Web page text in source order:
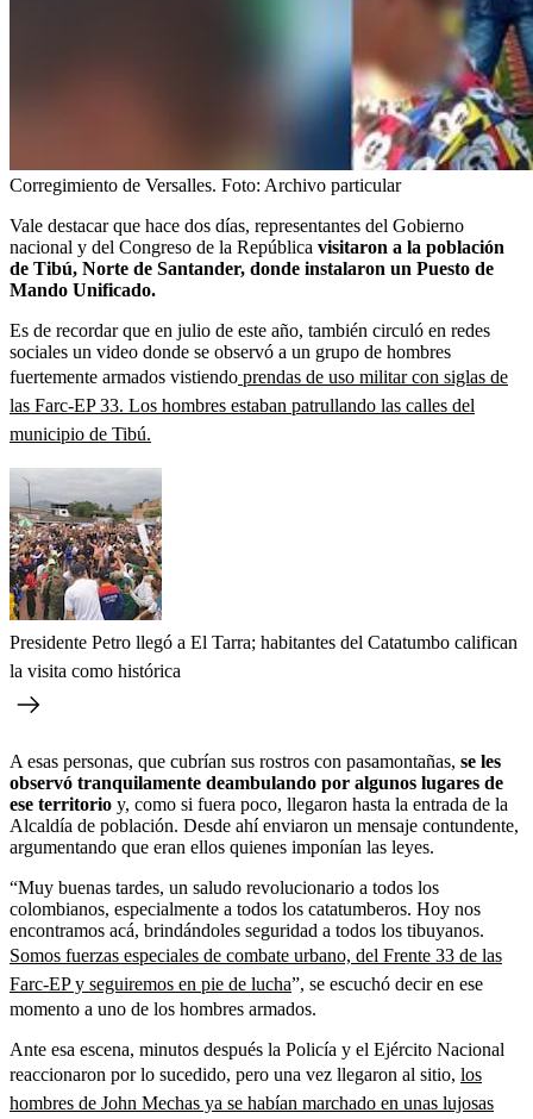
Corregimiento de Versalles. Foto: Archivo particular
Vale destacar que hace dos días, representantes del Gobierno
nacional y del Congreso de la República visitaron a la población
de Tibú, Norte de Santander, donde instalaron un Puesto de
Mando Unificado.
Es de recordar que en julio de este año, también circuló en redes
sociales un video donde se observó a un grupo de hombres
fuertemente armados vistiendo prendas de uso militar con siglas de
las Farc-EP 33. Los hombres estaban patrullando las calles del
municipio de Tibú.
Presidente Petro llegó a El Tarra; habitantes del Catatumbo califican
la visita como histórica
A esas personas, que cubrían sus rostros con pasamontañas, se les
observó tranquilamente deambulando por algunos lugares de
ese territorio y, como si fuera poco, llegaron hasta la entrada de la
Alcaldía de población. Desde ahí enviaron un mensaje contundente,
argumentando que eran ellos quienes imponían las leyes.
“Muy buenas tardes, un saludo revolucionario a todos los
colombianos, especialmente a todos los catatumberos. Hoy nos
encontramos acá, brindándoles seguridad a todos los tibuyanos.
Somos fuerzas especiales de combate urbano, del Frente 33 de las
Farc-EP y seguiremos en pie de lucha”, se escuchó decir en ese
momento a uno de los hombres armados.
Ante esa escena, minutos después la Policía y el Ejército Nacional
reaccionaron por lo sucedido, pero una vez llegaron al sitio, los
hombres de John Mechas ya se habían marchado en unas lujosas